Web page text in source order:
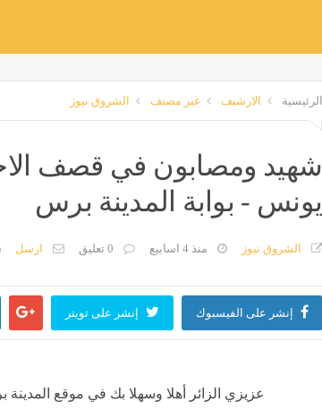
الرئيسية الارشيف غير مصنف الشروق نيوز
شهيد ومصابون في قصف
يونس - بوابة المدينة برس
الشروق نيوز منذ 4 اسابيع 0 تعليق ارسل
إنشر على الفيسبوك إنشر على تويتر
عزيزي الزائر أهلا وسهلا بك في موقع